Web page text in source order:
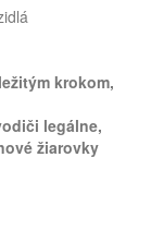
krokom,
legálne,
žiarovky